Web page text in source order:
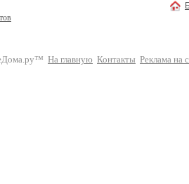
На главную Контакты Реклама на